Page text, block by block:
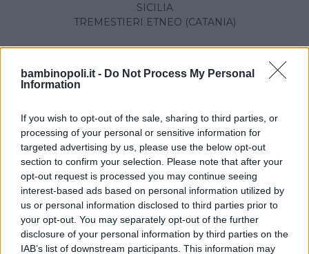
bambinopoli.it - Do Not Process My Personal
Information
If you wish to opt-out of the sale, sharing to third parties, or
processing of your personal or sensitive information for
targeted advertising by us, please use the below opt-out
section to confirm your selection. Please note that after your
opt-out request is processed you may continue seeing
interest-based ads based on personal information utilized by
us or personal information disclosed to third parties prior to
your opt-out. You may separately opt-out of the further
disclosure of your personal information by third parties on the
IAB’s list of downstream participants. This information may
SICILIA
TREMESTIERI ETNEO (CATANIA)
NUOTO ACQUATICITÀ • ARTI MARZIALI • GINNASTICA